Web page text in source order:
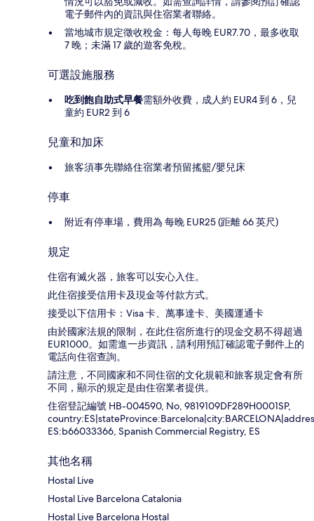
電子郵件內的資訊與住宿業者聯絡。
當地城市規定徵收稅金：每人每晚 EUR7.70，最多收取
7 晚；未滿 17 歲的遊客免稅。
可選設施服務
吃到飽自助式早餐需額外收費，成人約 EUR4 到 6，兒
童約 EUR2 到 6
兒童和加床
旅客須事先聯絡住宿業者預留搖籃/嬰兒床
停車
附近有停車場，費用為 每晚 EUR25 (距離 66 英尺)
規定
住宿有滅火器，旅客可以安心入住。
此住宿接受信用卡及現金等付款方式。
接受以下信用卡：Visa 卡、萬事達卡、美國運通卡
由於國家法規的限制，在此住宿所進行的現金交易不得超過
EUR1000。如需進一步資訊，請利用預訂確認電子郵件上的
電話向住宿查詢。
請注意，不同國家和不同住宿的文化規範和旅客規定會有所
不同，顯示的規定是由住宿業者提供。
住宿登記編號 HB-004590, No, 9819109DF289H0001SP,
ES:b66033366, Spanish Commercial Registry, ES
其他名稱
Hostal Live
Hostal Live Barcelona Catalonia
Hostal Live Barcelona Hostal